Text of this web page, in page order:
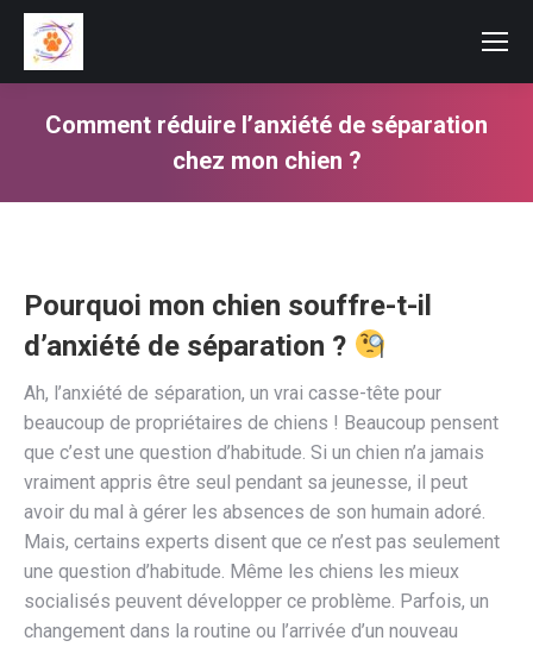
Comment réduire l’anxiété de séparation
chez mon chien ?
Pourquoi mon chien souffre-t-il
d’anxiété de séparation ?
Ah, l’anxiété de séparation, un vrai casse-tête pour
beaucoup de propriétaires de chiens ! Beaucoup pensent
que c’est une question d’habitude. Si un chien n’a jamais
vraiment appris être seul pendant sa jeunesse, il peut
avoir du mal à gérer les absences de son humain adoré.
Mais, certains experts disent que ce n’est pas seulement
une question d’habitude. Même les chiens les mieux
socialisés peuvent développer ce problème. Parfois, un
changement dans la routine ou l’arrivée d’un nouveau